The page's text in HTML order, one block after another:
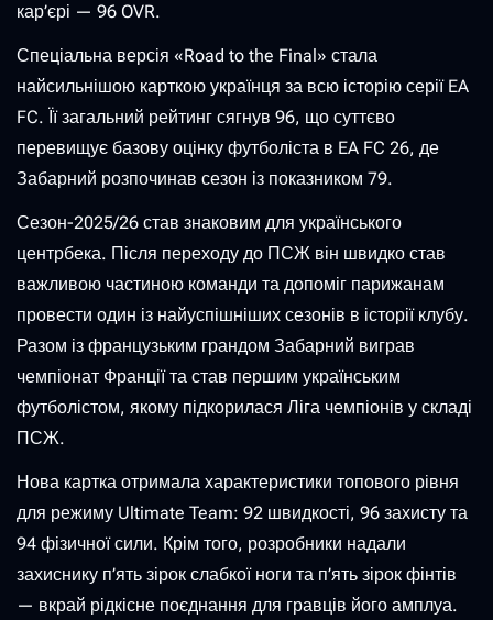
кар’єрі — 96 OVR.
Спеціальна версія «Road to the Final» стала
найсильнішою карткою українця за всю історію серії EA
FC. Її загальний рейтинг сягнув 96, що суттєво
перевищує базову оцінку футболіста в EA FC 26, де
Забарний розпочинав сезон із показником 79.
Сезон-2025/26 став знаковим для українського
центрбека. Після переходу до ПСЖ він швидко став
важливою частиною команди та допоміг парижанам
провести один із найуспішніших сезонів в історії клубу.
Разом із французьким грандом Забарний виграв
чемпіонат Франції та став першим українським
футболістом, якому підкорилася Ліга чемпіонів у складі
ПСЖ.
Нова картка отримала характеристики топового рівня
для режиму Ultimate Team: 92 швидкості, 96 захисту та
94 фізичної сили. Крім того, розробники надали
захиснику п’ять зірок слабкої ноги та п’ять зірок фінтів
— вкрай рідкісне поєднання для гравців його амплуа.